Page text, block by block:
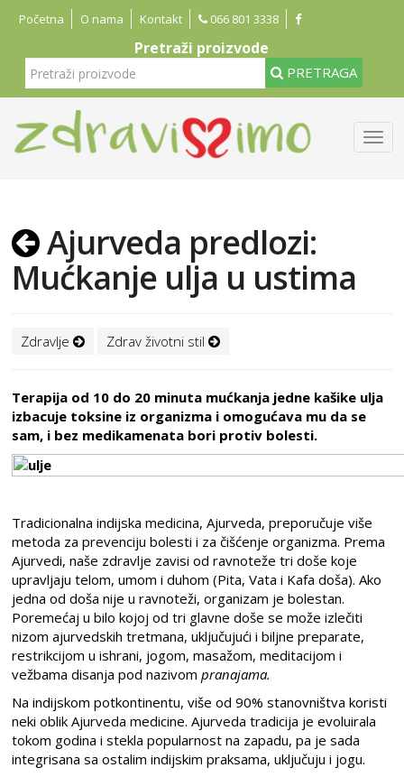
Početna O nama Kontakt 066 801 3338
Pretraži proizvode
PRETRAGA
Ajurveda predlozi:
Mućkanje ulja u ustima
Zdravlje Zdrav životni stil
Terapija od 10 do 20 minuta mućkanja jedne kašike ulja
izbacuje toksine iz organizma i omogućava mu da se
sam, i bez medikamenata bori protiv bolesti.
Tradicionalna indijska medicina, Ajurveda, preporučuje više
metoda za prevenciju bolesti i za čišćenje organizma. Prema
Ajurvedi, naše zdravlje zavisi od ravnoteže tri doše koje
upravljaju telom, umom i duhom (Pita, Vata i Kafa doša). Ako
jedna od doša nije u ravnoteži, organizam je bolestan.
Poremećaj u bilo kojoj od tri glavne doše se može izlečiti
nizom ajurvedskih tretmana, uključujući i biljne preparate,
restrikcijom u ishrani, jogom, masažom, meditacijom i
vežbama disanja pod nazivompranajama.
Na indijskom potkontinentu, više od 90% stanovništva koristi
neki oblik Ajurveda medicine. Ajurveda tradicija je evoluirala
tokom godina i stekla popularnost na zapadu, pa je sada
integrisana sa ostalim indijskim praksama, uključuju i jogu.